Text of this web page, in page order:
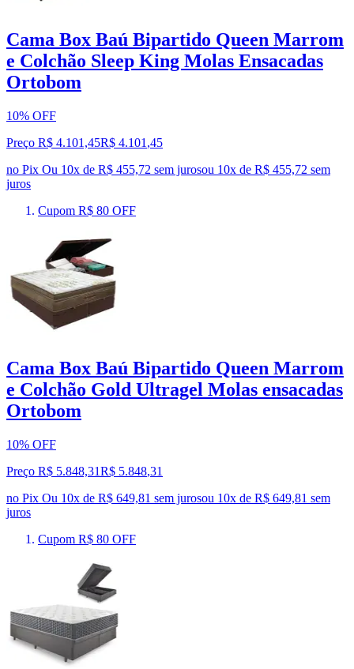
Cama Box Baú Bipartido Queen Marrom
e Colchão Sleep King Molas Ensacadas
Ortobom
10% OFF
Preço R$ 4.101,45R$ 4.101 ,45
no Pix Ou 10x de R$ 455,72 sem jurosou 10x de R$ 455,72 sem
juros
Cupom R$ 80 OFF
Cama Box Baú Bipartido Queen Marrom
e Colchão Gold Ultragel Molas ensacadas
Ortobom
10% OFF
Preço R$ 5.848,31R$ 5.848,31
no Pix Ou 10x de R$ 649,81 sem jurosou 10x de R$ 649,81 sem
juros
Cupom R$ 80 OFF